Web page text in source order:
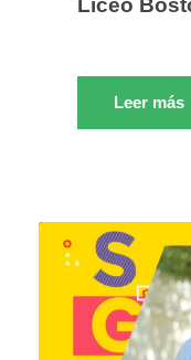
Liceo
Leer más